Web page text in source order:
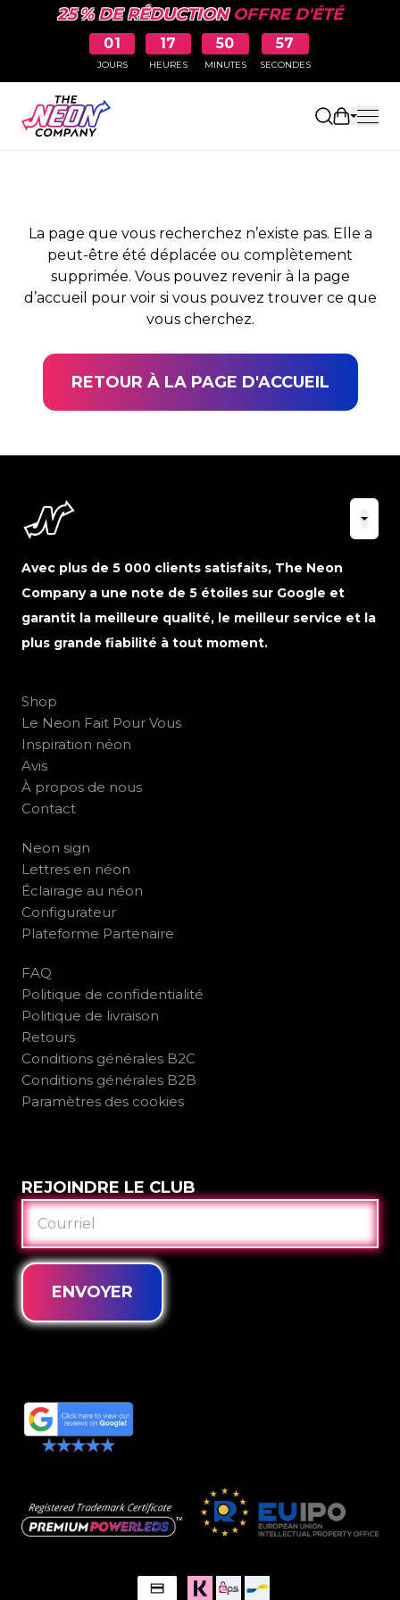
25 % DE RÉDUCTIONOFFRE D'ÉTÉ
01
JOURS
17
HEURES
50
MINUTES
57
SECONDES
Ouvrir le
PAGE NON TROUVÉE
La page que vous recherchez n’existe pas. Elle a
peut-être été déplacée ou complètement
supprimée. Vous pouvez revenir à la page
d’accueil pour voir si vous pouvez trouver ce que
vous cherchez.
RETOUR À LA PAGE D'ACCUEIL
Avec plus de 5 000 clients satisfaits, The Neon
Company a une note de 5 étoiles sur Google et
garantit la meilleure qualité, le meilleur service et la
plus grande fiabilité à tout moment.
Shop
Le Neon Fait Pour Vous
Inspiration néon
Avis
À propos de nous
Contact
Neon sign
Lettres en néon
Éclairage au néon
Configurateur
Plateforme Partenaire
FAQ
Politique de confidentialité
Politique de livraison
Retours
Conditions générales B2C
Conditions générales B2B
Paramètres des cookies
REJOINDRE LE CLUB
COURRIEL
ENVOYER